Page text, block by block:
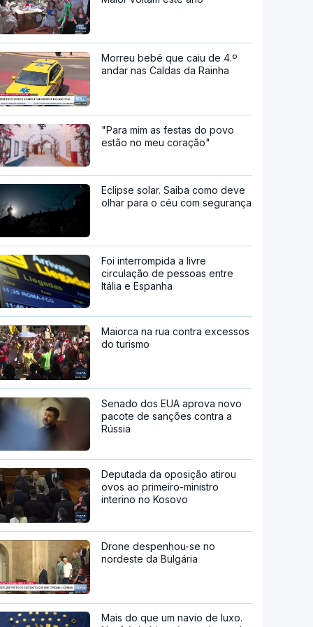
Morreu bebé que caiu de 4.º
andar nas Caldas da Rainha
"Para mim as festas do povo
estão no meu coração"
Eclipse solar. Saiba como deve
olhar para o céu com segurança
Foi interrompida a livre
circulação de pessoas entre
Itália e Espanha
Maiorca na rua contra excessos
do turismo
Senado dos EUA aprova novo
pacote de sanções contra a
Rússia
Deputada da oposição atirou
ovos ao primeiro-ministro
interino no Kosovo
Drone despenhou-se no
nordeste da Bulgária
Mais do que um navio de luxo.